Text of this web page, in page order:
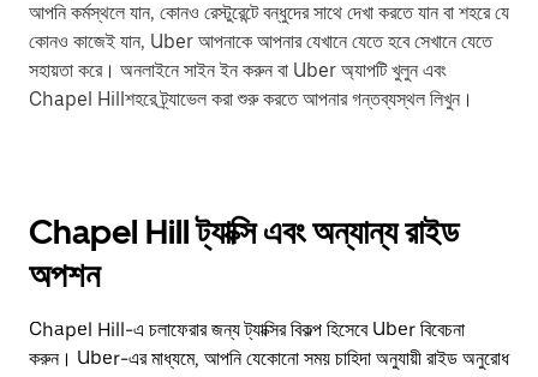
আপনি কর্মস্থলে যান, কোনও রেস্টুরেন্টে বন্ধুদের সাথে দেখা করতে যান বা শহরে যে
কোনও কাজেই যান, Uber আপনাকে আপনার যেখানে যেতে হবে সেখানে যেতে
সহায়তা করে। অনলাইনে সাইন ইন করুন বা Uber অ্যাপটি খুলুন এবং
Chapel Hillশহরে ট্র্যাভেল করা শুরু করতে আপনার গন্তব্যস্থল লিখুন।
Chapel Hill ট্যাক্সি এবং অন্যান্য রাইড
অপশন
Chapel Hill-এ চলাফেরার জন্য ট্যাক্সির বিকল্প হিসেবে Uber বিবেচনা
করুন। Uber-এর মাধ্যমে, আপনি যেকোনো সময় চাহিদা অনুযায়ী রাইড অনুরোধ